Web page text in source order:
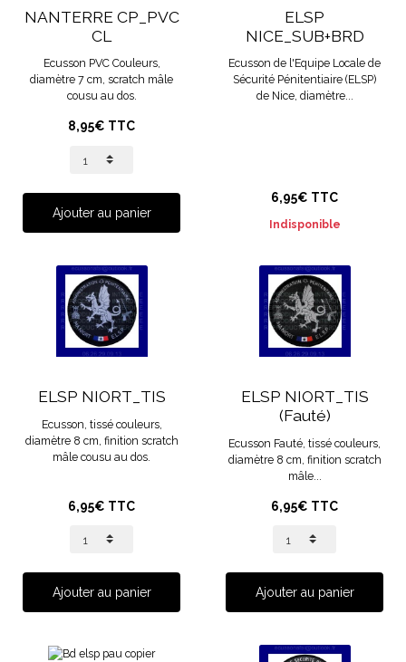
NANTERRE CP_PVC
CL
Ecusson PVC Couleurs,
diamètre 7 cm, scratch mâle
cousu au dos.
8,95€ TTC
Ajouter au panier
ELSP
NICE_SUB+BRD
Ecusson de l'Equipe Locale de
Sécurité Pénitentiaire (ELSP)
de Nice, diamètre...
6,95€ TTC
Indisponible
ELSP NIORT_TIS
Ecusson, tissé couleurs,
diamètre 8 cm, finition scratch
mâle cousu au dos.
6,95€ TTC
Ajouter au panier
ELSP NIORT_TIS
(Fauté)
Ecusson Fauté, tissé couleurs,
diamètre 8 cm, finition scratch
mâle...
6,95€ TTC
Ajouter au panier